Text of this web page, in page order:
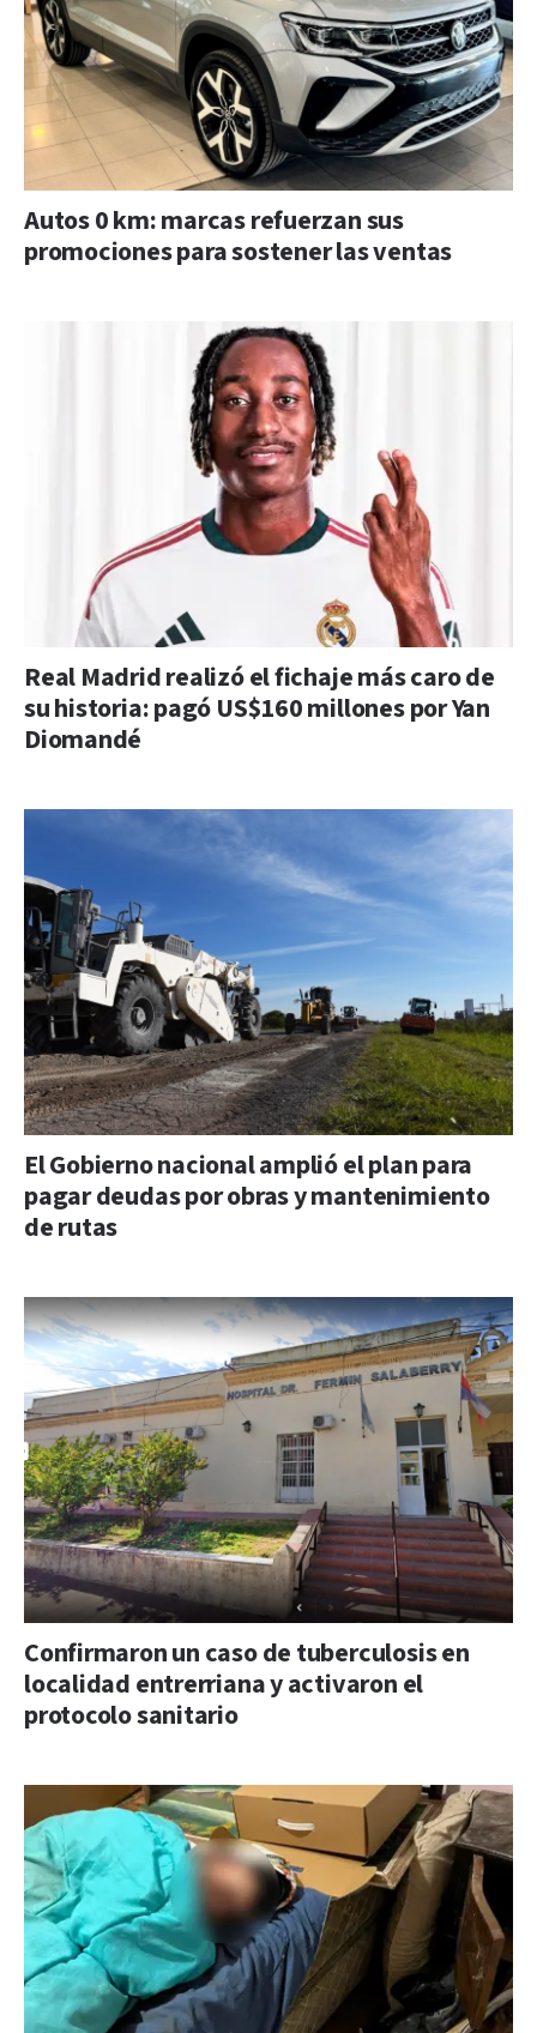
Autos 0 km: marcas refuerzan sus
promociones para sostener las ventas
Real Madrid realizó el fichaje más caro de
su historia: pagó US$160 millones por Yan
Diomandé
El Gobierno nacional amplió el plan para
pagar deudas por obras y mantenimiento
de rutas
Confirmaron un caso de tuberculosis en
localidad entrerriana y activaron el
protocolo sanitario